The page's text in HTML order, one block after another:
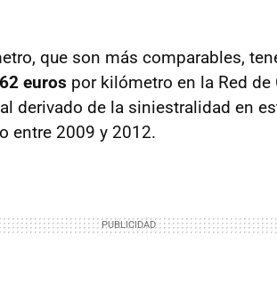
que son más comparables,
euros por kilómetro en la Red de
derivado de la siniestralidad en
entre 2009 y 2012.